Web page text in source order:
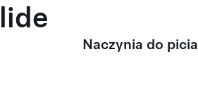
Naczynia do picia